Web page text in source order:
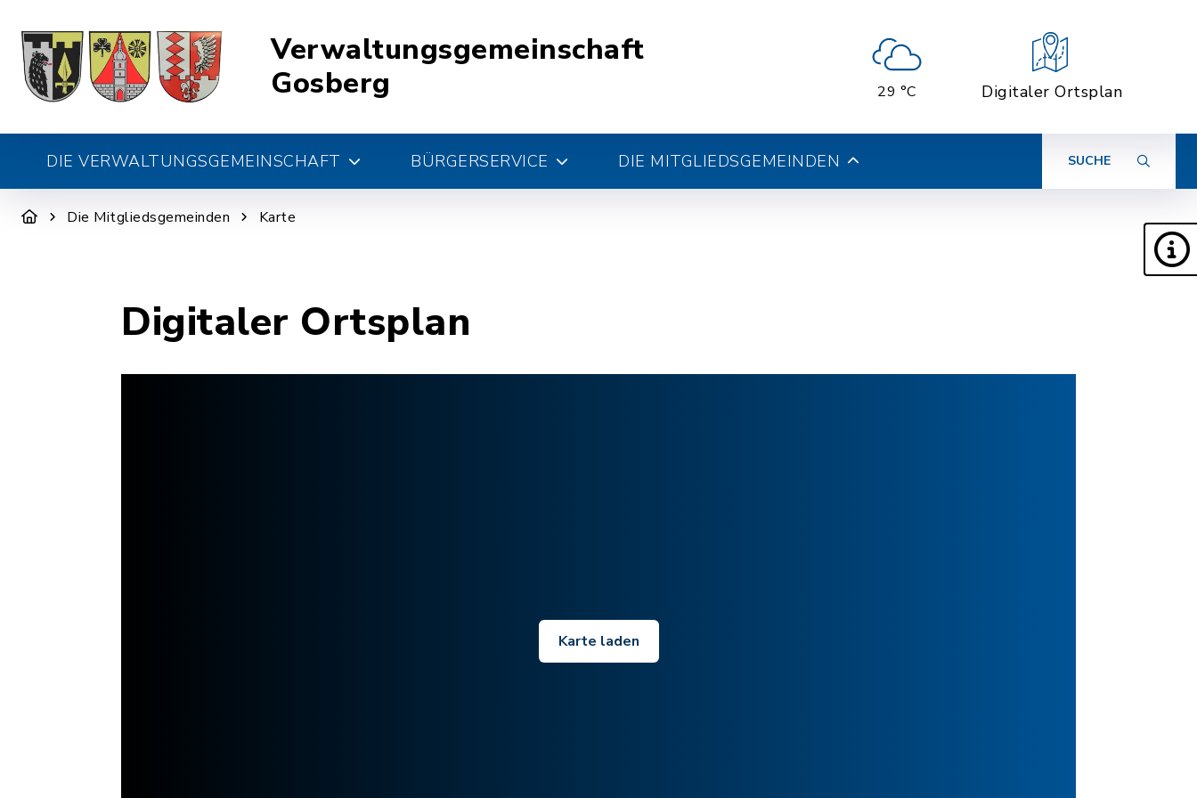
Verwaltungsgemeinschaft
Gosberg
29 °C Digitaler Ortsplan
DIE VERWALTUNGSGEMEINSCHAFT BÜRGERSERVICE DIE MITGLIEDSGEMEINDEN SUCHE
Die Mitgliedsgemeinden Karte
Digitaler Ortsplan
Karte laden